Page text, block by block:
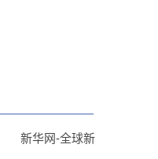
新华网-全球新